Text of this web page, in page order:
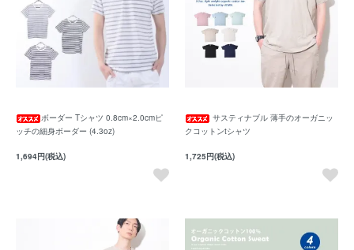
ボーダー Tシャツ 0.8cm×2.0cmピ
ッチの細身ボーダー (4.3oz)
1,694円(税込)
サスティナブル 薄手のオーガニッ
クコットンtシャツ
1,725円(税込)